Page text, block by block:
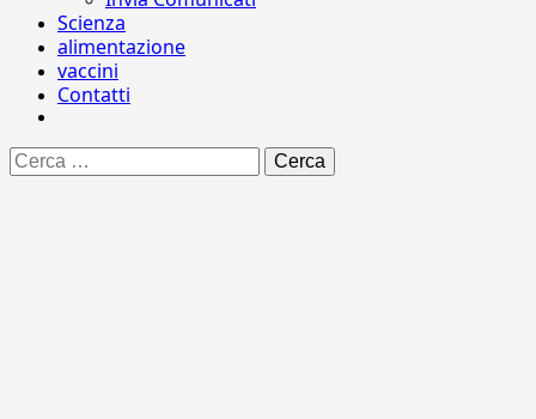
Scienza
alimentazione
vaccini
Contatti
Ricerca
per: